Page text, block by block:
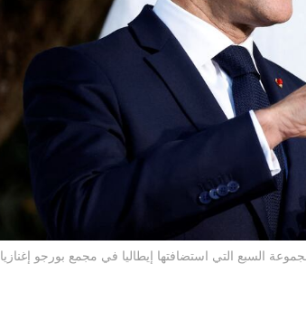
السبع التي استضافتها إيطاليا في مجمع بورجو إغنازيا